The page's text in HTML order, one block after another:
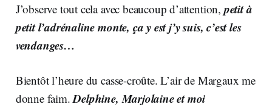
J’observe tout cela avec beaucoup d’attention, petit à
petit l’adrénaline monte, ça y est j’y suis, c’est les
vendanges…
Bientôt l’heure du casse-croûte. L’air de Margaux me
donne faim.Delphine, Marjolaine et moi